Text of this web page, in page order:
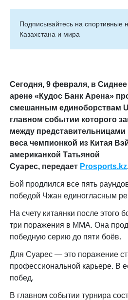
Подписывайтесь на cпортивные
Казахстана и мира
Сегодня, 9 февраля, в
арене «Кудос Банк Арена»
смешанным единоборствам
главном событии которого
между
веса чемпионкой из Китая
американкой Татьяной
Суарес, передает Prosports.kz
Бой продлился все пять
победой Чжан единогласным
На счету китаянки после этого
три поражения в ММА. Она
победную серию до пяти боёв.
Для Суарес — это поражение
профессиональной карьере. В
побед.
В главном событии турнира